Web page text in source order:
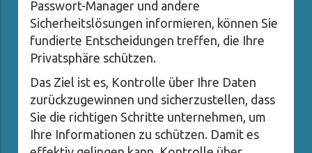
Passwort-Manager und andere
Sicherheitslösungen informieren, können Sie
fundierte Entscheidungen treffen, die Ihre
Privatsphäre schützen.
Das Ziel ist es, Kontrolle über Ihre Daten
zurückzugewinnen und sicherzustellen, dass
Sie die richtigen Schritte unternehmen, um
Ihre Informationen zu schützen. Damit es